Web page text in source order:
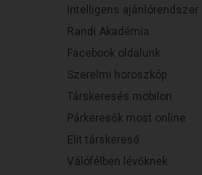
Intelligens ajánlórendszer
Randi Akadémia
Facebook oldalunk
Szerelmi horoszkóp
Társkeresés mobilon
Párkeresők most online
Elit társkereső
Válófélben lévőknek